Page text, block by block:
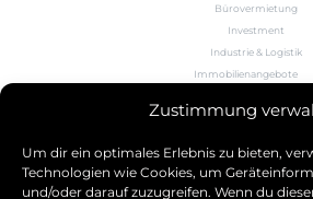
Zustimmung
Um dir ein optimales Erlebnis zu bieten,
Technologien wie Cookies, um
und/oder darauf zuzugreifen. Wenn du
Bürovermietung
Investment
Industrie & Logistik
Immobilienangebote
Wissen